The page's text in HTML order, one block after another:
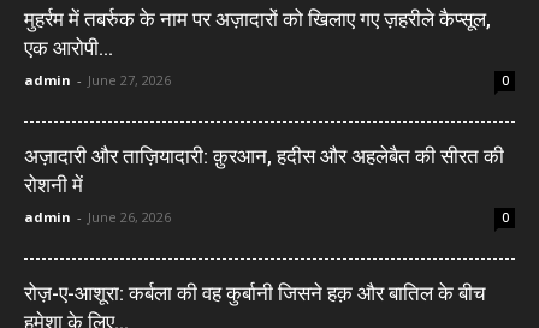
मुहर्रम में तबर्रुक के नाम पर अज़ादारों को खिलाए गए ज़हरीले कैप्सूल,
एक आरोपी...
admin - June 27, 2026 0
अज़ादारी और ताज़ियादारी: क़ुरआन, हदीस और अहलेबैत की सीरत की
रोशनी में
admin - June 26, 2026 0
रोज़-ए-आशूरा: कर्बला की वह कुर्बानी जिसने हक़ और बातिल के बीच
हमेशा के लिए...